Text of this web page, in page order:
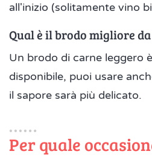
all'inizio (solitamente vino
Qual è il brodo migliore
Un brodo di carne leggero
disponibile, puoi usare
il sapore sarà più delicato.
Per quale